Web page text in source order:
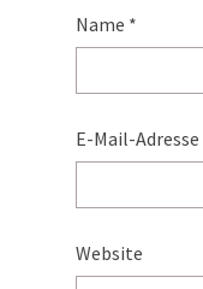
Name *
E-Mail-Adresse
Website